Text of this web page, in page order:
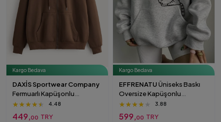
Kargo Bedava
DAXİS Sportwear Company
Fermuarlı Kapüşonlu
Oversize Sweatshirt
Kahverengi
★★★★★
★★★★★
★★★★★ 4.48
449,00 TRY
Kargo Bedava
EFFRENATUÜniseks Baskı
Oversize Kapüşonlu
Sweatshirt grı1
★★★★★
★★★★★
★★★★★ 3.88
599,00 TRY